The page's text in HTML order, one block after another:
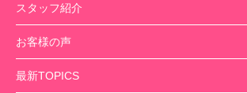
スタッフ紹介
お客様の声
最新TOPICS